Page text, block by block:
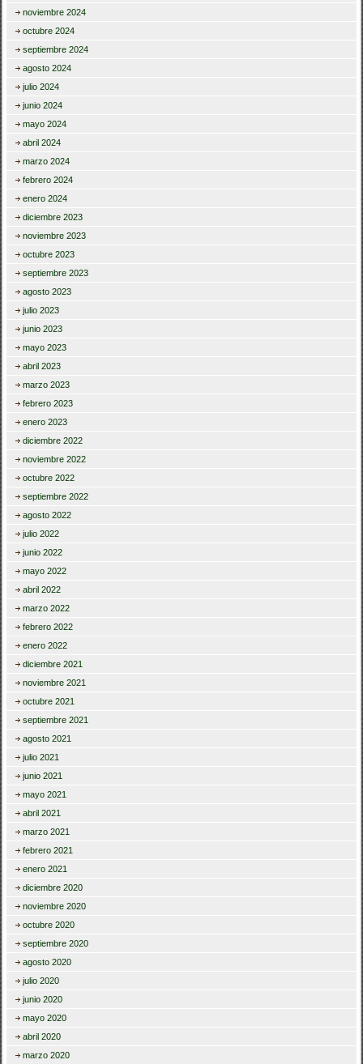
noviembre 2024
octubre 2024
septiembre 2024
agosto 2024
julio 2024
junio 2024
mayo 2024
abril 2024
marzo 2024
febrero 2024
enero 2024
diciembre 2023
noviembre 2023
octubre 2023
septiembre 2023
agosto 2023
julio 2023
junio 2023
mayo 2023
abril 2023
marzo 2023
febrero 2023
enero 2023
diciembre 2022
noviembre 2022
octubre 2022
septiembre 2022
agosto 2022
julio 2022
junio 2022
mayo 2022
abril 2022
marzo 2022
febrero 2022
enero 2022
diciembre 2021
noviembre 2021
octubre 2021
septiembre 2021
agosto 2021
julio 2021
junio 2021
mayo 2021
abril 2021
marzo 2021
febrero 2021
enero 2021
diciembre 2020
noviembre 2020
octubre 2020
septiembre 2020
agosto 2020
julio 2020
junio 2020
mayo 2020
abril 2020
marzo 2020